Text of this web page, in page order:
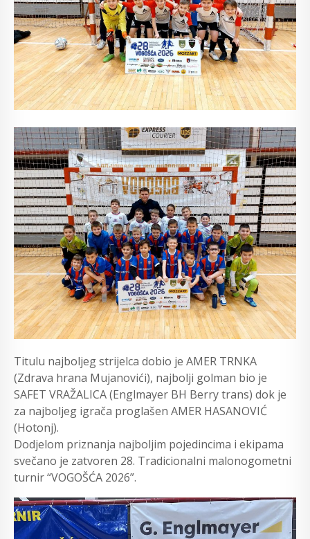
Titulu najboljeg strijelca dobio je AMER TRNKA
(Zdrava hrana Mujanovići), najbolji golman bio je
SAFET VRAŽALICA (Englmayer BH Berry trans) dok je
za najboljeg igrača proglašen AMER HASANOVIĆ
(Hotonj).
Dodjelom priznanja najboljim pojedincima i ekipama
svečano je zatvoren 28. Tradicionalni malonogometni
turnir “VOGOŠĆA 2026”.